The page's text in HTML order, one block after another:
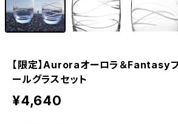
【限定】Auroraオーロラ＆Fantasy
ールグラスセット
¥4,640